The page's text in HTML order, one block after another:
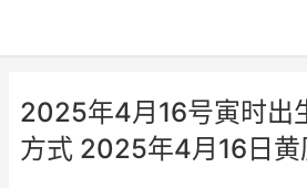
2025年4月16号寅时出
方式 2025年4月16日黄